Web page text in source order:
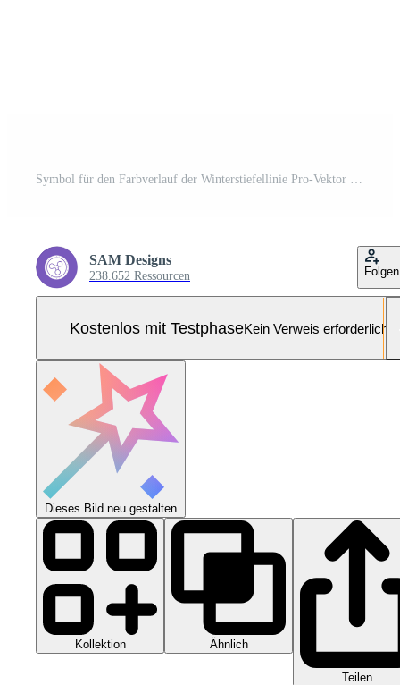
Symbol für den Farbverlauf der Winterstiefellinie Pro-Vektor und Pro-SVG
SAM Designs
238.652 Ressourcen Folgen
Kostenlos mit TestphaseKein Verweis erforderlich
Dieses Bild neu gestalten
Kollektion Ähnlich
Teilen